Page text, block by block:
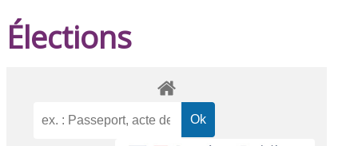
Élections